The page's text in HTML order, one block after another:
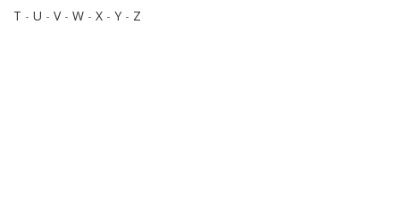
T - U - V- W - X - Y - Z